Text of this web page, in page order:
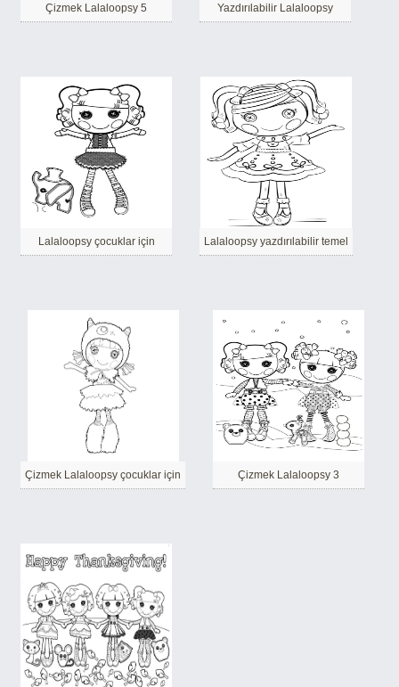
Çizmek Lalaloopsy 5 Yazdırılabilir Lalaloopsy
Lalaloopsy çocuklar için Lalaloopsy yazdırılabilir temel
Çizmek Lalaloopsy çocuklar için Çizmek Lalaloopsy 3